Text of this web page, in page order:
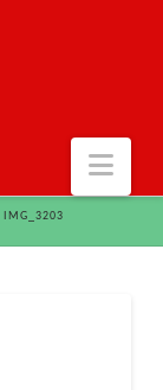
IMG_3203